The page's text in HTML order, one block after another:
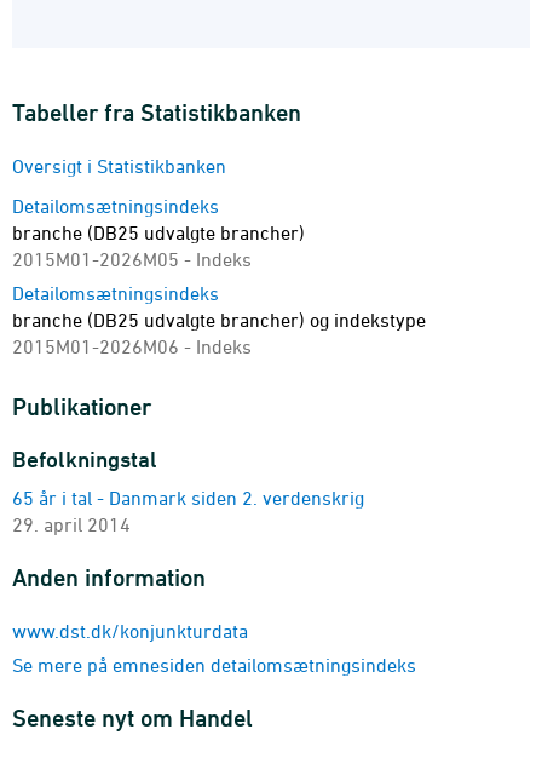
Tabeller fra Statistikbanken
Oversigt i Statistikbanken
Detailomsætningsindeks
branche (DB25 udvalgte brancher)
2015M01-2026M05 - Indeks
Detailomsætningsindeks
branche (DB25 udvalgte brancher) og indekstype
2015M01-2026M06 - Indeks
Publikationer
Befolkningstal
65 år i tal - Danmark siden 2. verdenskrig
29. april 2014
Anden information
www.dst.dk/konjunkturdata
Se mere på emnesiden detailomsætningsindeks
Seneste nyt om Handel